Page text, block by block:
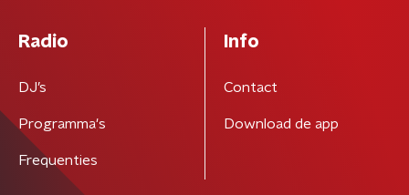
Radio
DJ’s
Programma's
Frequenties
Info
Contact
Download de app